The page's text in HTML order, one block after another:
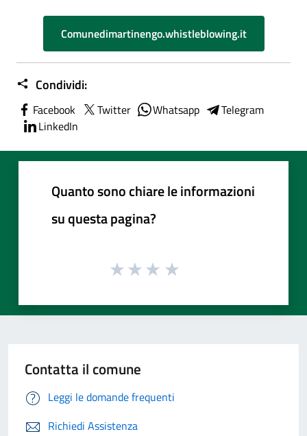
Comunedimartinengo.whistleblowing.it
Condividi:
Facebook Twitter Whatsapp
Telegram
LinkedIn
Quanto sono chiare le informazioni
su questa pagina?
Contatta il comune
Leggi le domande frequenti
Richiedi Assistenza